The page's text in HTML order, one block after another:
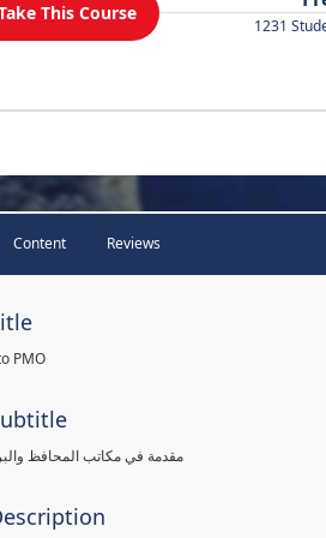
This Course
1231
Content Reviews
PMO
مقدمة في مكاتب المحافظ